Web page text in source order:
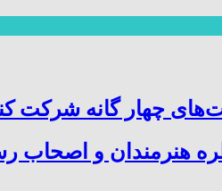
چهار گانه شرکت
هنرمندان و اصحاب